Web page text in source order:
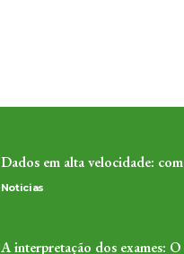
Dados em alta velocidade:
Noticias
A interpretação dos exames: